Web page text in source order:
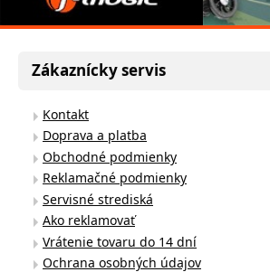
Zákaznícky servis
Kontakt
Doprava a platba
Obchodné podmienky
Reklamačné podmienky
Servisné strediská
Ako reklamovať
Vrátenie tovaru do 14 dní
Ochrana osobných údajov